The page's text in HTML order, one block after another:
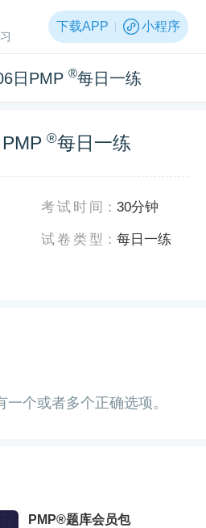
下载APP 小程序
日PMP ®每日一练
PMP®每日一练
考试时间 ：30分钟
试卷类型 ：每日一练
个或者多个正确选项。
PMP®题库会员包